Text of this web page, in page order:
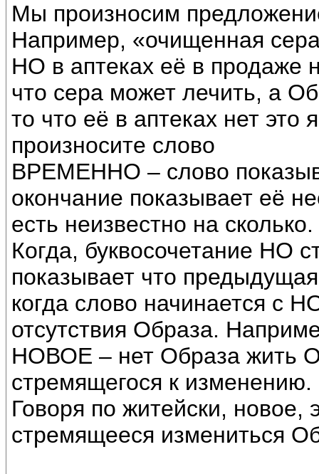
Мы произносим
Например, «очищенная
НО в аптеках её в продаже
что сера может лечить, а
то что её в аптеках нет
произносите слово
ВРЕМЕННО – слово
окончание показывает её
есть неизвестно на сколько.
Когда, буквосочетание НО
показывает что
когда слово начинается с
отсутствия Образа.
НОВОЕ – нет Образа жить
стремящегося к изменению.
Говоря по житейски, новое,
стремящееся измениться